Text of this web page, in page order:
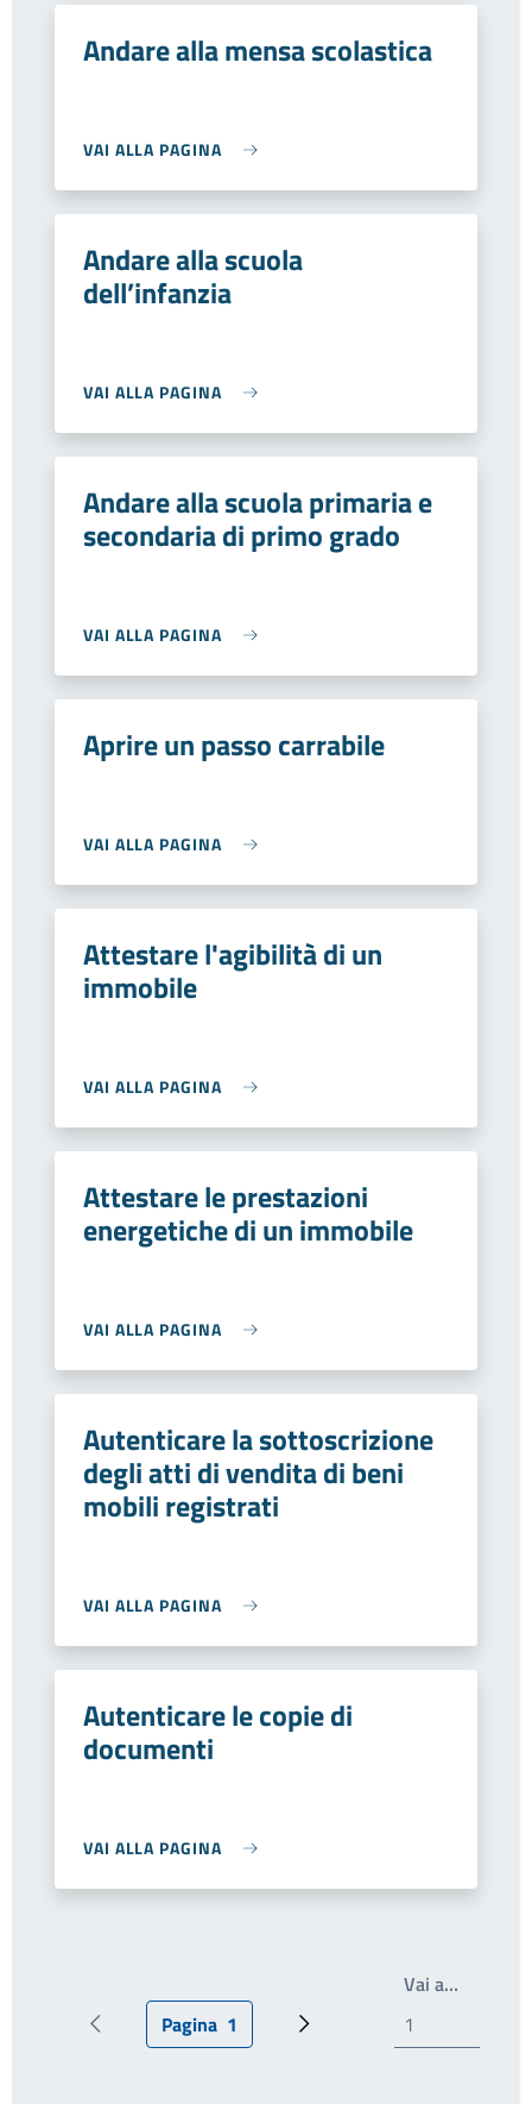
Andare alla mensa scolastica
VAI ALLA PAGINA
Andare alla scuola
dell’infanzia
VAI ALLA PAGINA
Andare alla scuola primaria e
secondaria di primo grado
VAI ALLA PAGINA
Aprire un passo carrabile
VAI ALLA PAGINA
Attestare l'agibilità di un
immobile
VAI ALLA PAGINA
Attestare le prestazioni
energetiche di un immobile
VAI ALLA PAGINA
Autenticare la sottoscrizione
degli atti di vendita di beni
mobili registrati
VAI ALLA PAGINA
Autenticare le copie di
documenti
VAI ALLA PAGINA
Pagina precedentePagina attuale
Pagina 1 Prossima pagina
Vai a…